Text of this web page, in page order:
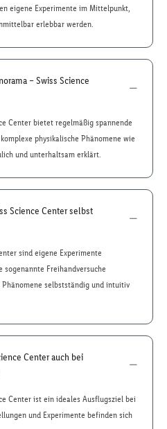
eigene Experimente im Mittelpunkt,
erlebbar werden.
– Swiss Science
Center bietet regelmäßig spannende
physikalische Phänomene wie
und unterhaltsam erklärt.
Science Center selbst
sind eigene Experimente
sogenannte Freihandversuche
selbstständig und intuitiv
Center auch bei
Center ist ein ideales Ausflugsziel bei
und Experimente befinden sich